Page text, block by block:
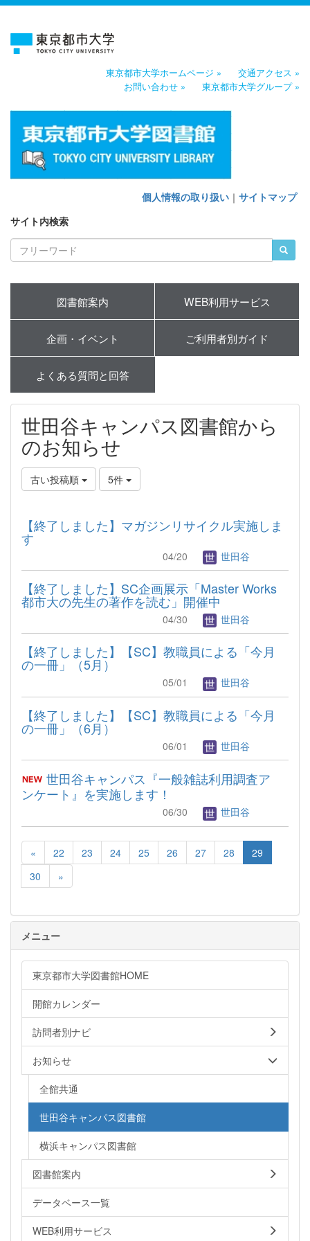
東京都市大学ホームページ »
交通アクセス »
お問い合わせ »
東京都市大学グループ »
個人情報の取り扱い ｜ サイトマップ
サイト内検索
図書館案内 WEB利用サービス
企画・イベント ご利用者別ガイド
よくある質問と回答
世田谷キャンパス図書館から
のお知らせ
古い投稿順 5件
【終了しました】マガジンリサイクル実施しま
す
04/20 世田谷
【終了しました】SC企画展示「Master Works
都市大の先生の著作を読む」開催中
04/30 世田谷
【終了しました】【SC】教職員による「今月
の一冊」（5月）
05/01 世田谷
【終了しました】【SC】教職員による「今月
の一冊」（6月）
06/01 世田谷
世田谷キャンパス『一般雑誌利用調査ア
ンケート』を実施します！
06/30 世田谷
« 22 23 24 25 26 27 28
29
30
»
メニュー
東京都市大学図書館HOME
開館カレンダー
訪問者別ナビ
お知らせ
全館共通
世田谷キャンパス図書館
横浜キャンパス図書館
図書館案内
データベース一覧
WEB利用サービス